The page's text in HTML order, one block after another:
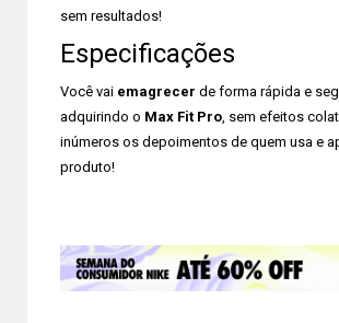
sem resultados!
Especificações
Você vai emagrecer de forma rápida e
adquirindo o Max Fit Pro, sem efeitos
inúmeros os depoimentos de quem usa e
produto!